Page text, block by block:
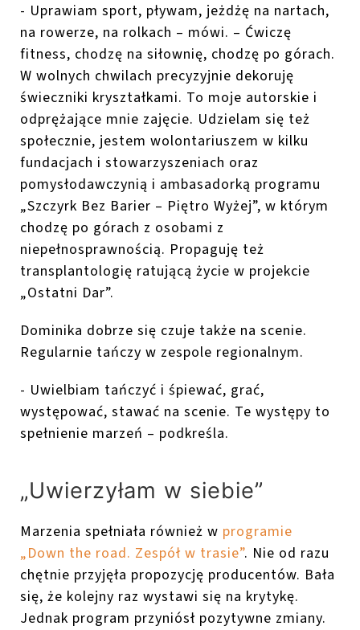
- Uprawiam sport, pływam, jeżdżę na nartach,
na rowerze, na rolkach – mówi. – Ćwiczę
fitness, chodzę na siłownię, chodzę po górach.
W wolnych chwilach precyzyjnie dekoruję
świeczniki kryształkami. To moje autorskie i
odprężające mnie zajęcie. Udzielam się też
społecznie, jestem wolontariuszem w kilku
fundacjach i stowarzyszeniach oraz
pomysłodawczynią i ambasadorką programu
„Szczyrk Bez Barier – Piętro Wyżej”, w którym
chodzę po górach z osobami z
niepełnosprawnością. Propaguję też
transplantologię ratującą życie w projekcie
„Ostatni Dar”.
Dominika dobrze się czuje także na scenie.
Regularnie tańczy w zespole regionalnym.
- Uwielbiam tańczyć i śpiewać, grać,
występować, stawać na scenie. Te występy to
spełnienie marzeń – podkreśla.
„Uwierzyłam w siebie”
Marzenia spełniała również w programie
„Down the road. Zespół w trasie”. Nie od razu
chętnie przyjęła propozycję producentów. Bała
się, że kolejny raz wystawi się na krytykę.
Jednak program przyniósł pozytywne zmiany.